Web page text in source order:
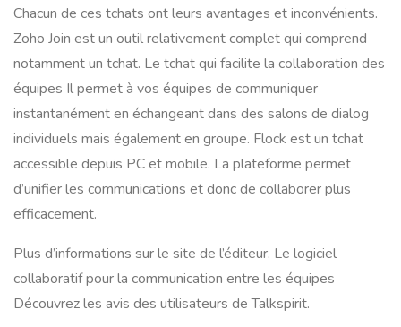
Chacun de ces tchats ont leurs avantages et inconvénients.
Zoho Join est un outil relativement complet qui comprend
notamment un tchat. Le tchat qui facilite la collaboration des
équipes Il permet à vos équipes de communiquer
instantanément en échangeant dans des salons de dialog
individuels mais également en groupe. Flock est un tchat
accessible depuis PC et mobile. La plateforme permet
d’unifier les communications et donc de collaborer plus
efficacement.
Plus d’informations sur le site de l’éditeur. Le logiciel
collaboratif pour la communication entre les équipes
Découvrez les avis des utilisateurs de Talkspirit.